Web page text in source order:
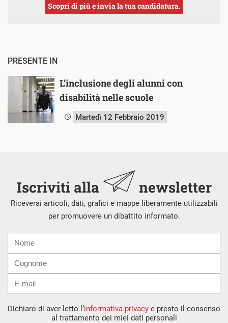
Scopri di più e invia la tua candidatura.
PRESENTE IN
L’inclusione degli alunni con
disabilità nelle scuole
Martedì 12 Febbraio 2019
Iscriviti alla newsletter
Riceverai articoli, dati, grafici e mappe liberamente utilizzabili
per promuovere un dibattito informato.
mail
Dichiaro di aver letto l’informativa privacy e presto il consenso
al trattamento dei miei dati personali